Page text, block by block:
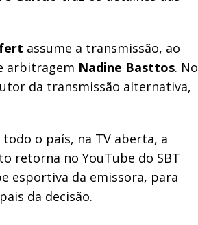
assume a transmissão, ao
arbitragem Nadine Basttos. No
da transmissão alternativa,
o país, na TV aberta, a
retorna no YouTube do SBT
esportiva da emissora, para
da decisão.